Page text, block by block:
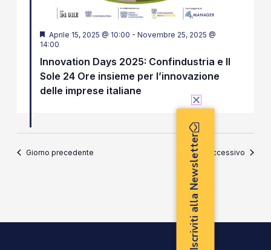
Segnalati
Aprile 15, 2025 @ 10:00 - Novembre 25, 2025 @
14:00
Innovation Days 2025: Confindustria e Il
Sole 24 Ore insieme per l’innovazione
delle imprese italiane
Giorno precedente Giorno successivo
Iscriviti alla Newsletter